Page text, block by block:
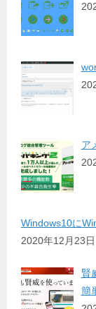
ア
Windows10に
2020年12月23日
賢
簡